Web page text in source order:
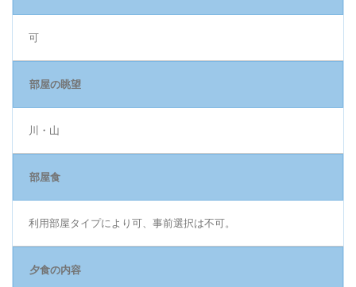
可
部屋の眺望
川・山
部屋食
利用部屋タイプにより可、事前選択は不可。
夕食の内容